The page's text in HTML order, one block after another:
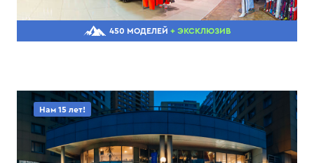
450 МОДЕЛЕЙ + ЭКСКЛЮЗИВ
Нам 15 лет!